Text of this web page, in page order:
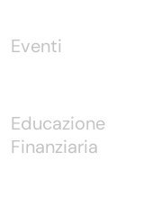
Eventi
Educazione
Finanziaria